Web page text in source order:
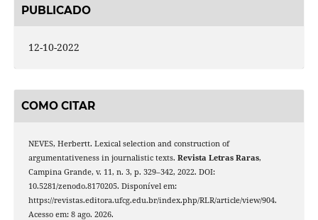
PUBLICADO
12-10-2022
COMO CITAR
NEVES, Herbertt. Lexical selection and construction of
argumentativeness in journalistic texts. Revista Letras Raras,
Campina Grande, v. 11, n. 3, p. 329–342, 2022. DOI:
10.5281/zenodo.8170205. Disponível em:
https://revistas.editora.ufcg.edu.br/index.php/RLR/article/view/904.
Acesso em: 8 ago. 2026.